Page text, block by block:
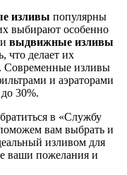
изливы популярны
выбирают особенно
выдвижные изливы
что делает их
Современные изливы
и аэраторами
30%.
в «Службу
вам выбрать и
изливом для
ваши пожелания и